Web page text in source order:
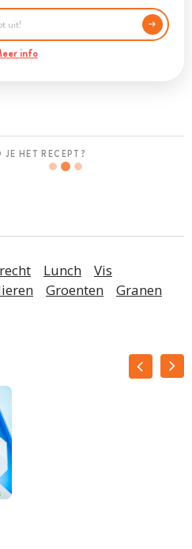
info
HET RECEPT?
Lunch
Vis
Groenten
Granen